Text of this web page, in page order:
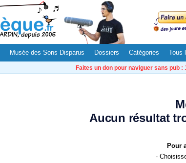
Musée des Sons Disparus Dossiers Catégories Tous
Faites un don pour naviguer sans pub :
Aucun résultat
Pour
-